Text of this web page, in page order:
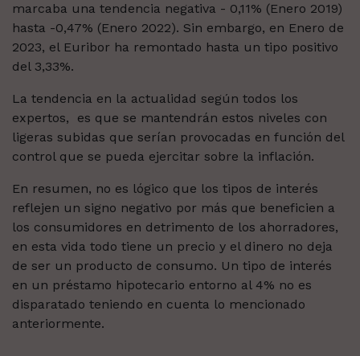
marcaba una tendencia negativa - 0,11% (Enero 2019)
hasta -0,47% (Enero 2022). Sin embargo, en Enero de
2023, el Euribor ha remontado hasta un tipo positivo
del 3,33%.
La tendencia en la actualidad según todos los
expertos,
es que se mantendrán estos niveles con
ligeras subidas que serían provocadas en función del
control que se pueda ejercitar sobre la inflación.
En resumen, no es lógico que los tipos de interés
reflejen un signo negativo por más que beneficien a
los consumidores en detrimento de los ahorradores,
en esta vida todo tiene un precio y el dinero no deja
de ser un producto de consumo. Un tipo de interés
en un préstamo hipotecario entorno al 4% no es
disparatado teniendo en cuenta lo mencionado
anteriormente.